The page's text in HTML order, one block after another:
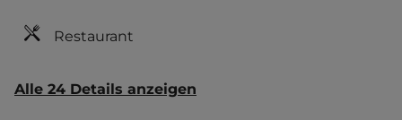
Restaurant
Alle 24 Details anzeigen